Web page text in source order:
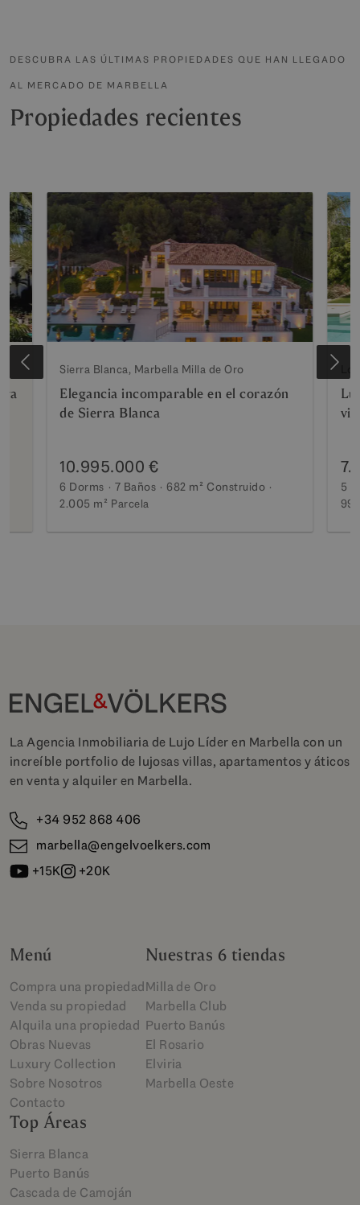
DESCUBRA LAS ÚLTIMAS PROPIEDADES QUE HAN LLEGADO
AL MERCADO DE MARBELLA
Propiedades recientes
Sierra Blanca, Marbella Milla de Oro
Elegancia incomparable en el corazón
de Sierra Blanca
10.995.000 €
6 Dorms 7 Baños 682 m² Construido
2.005 m² Parcela
5
La Agencia Inmobiliaria de Lujo Líder en Marbella con un
increíble portfolio de lujosas villas, apartamentos y áticos
en venta y alquiler en Marbella.
+34 952 868 406
marbella@engelvoelkers.com
+15K
+20K
Menú
Compra una propiedad
Venda su propiedad
Alquila una propiedad
Obras Nuevas
Luxury Collection
Sobre Nosotros
Contacto
Nuestras 6 tiendas
Milla de Oro
Marbella Club
Puerto Banús
El Rosario
Elviria
Marbella Oeste
Top Áreas
Sierra Blanca
Puerto Banús
Cascada de Camoján